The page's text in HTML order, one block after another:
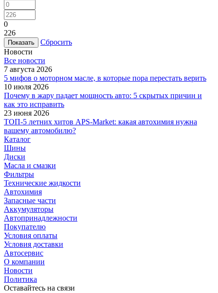
0
226
Сбросить
Новости
Все новости
7 августа 2026
5 мифов о моторном масле, в которые пора перестать верить
10 июля 2026
Почему в жару падает мощность авто: 5 скрытых причин и
как это исправить
23 июня 2026
ТОП-5 летних хитов APS-Market: какая автохимия нужна
вашему автомобилю?
Каталог
Шины
Диски
Масла и смазки
Фильтры
Технические жидкости
Автохимия
Запасные части
Аккумуляторы
Автопринадлежности
Покупателю
Условия оплаты
Условия доставки
Автосервис
О компании
Новости
Политика
Оставайтесь на связи